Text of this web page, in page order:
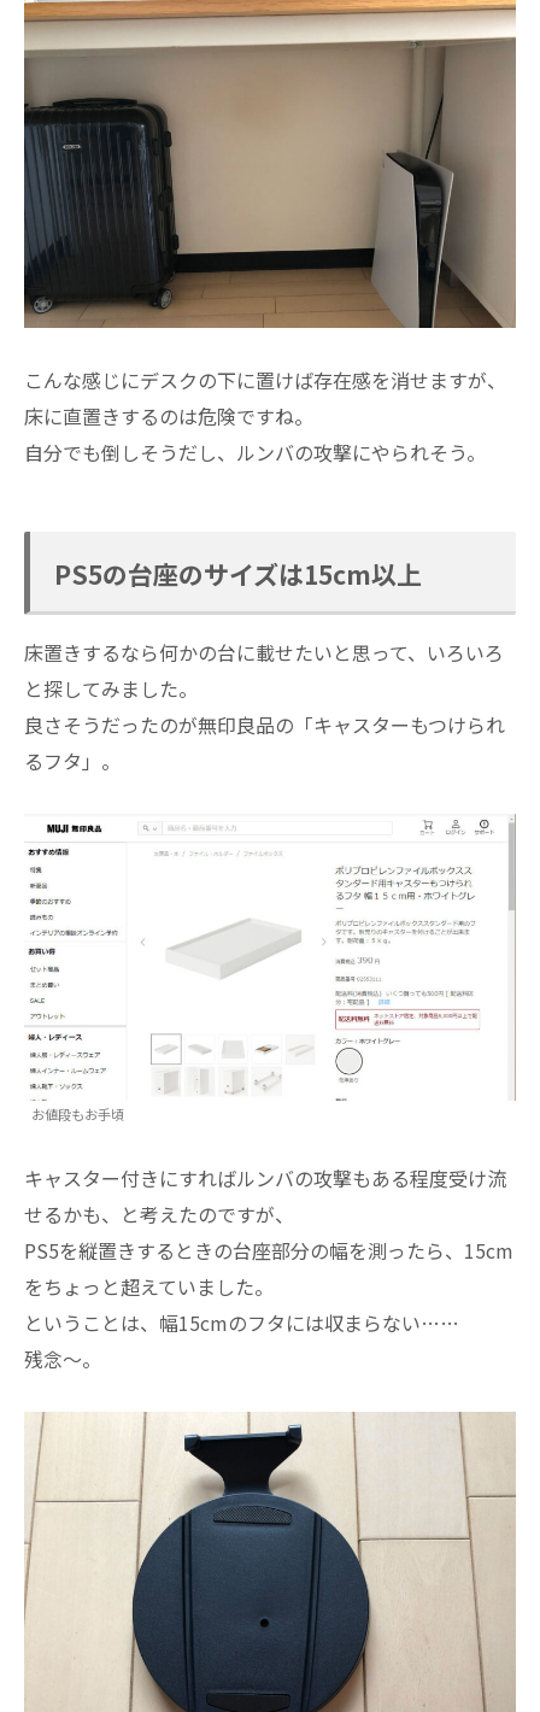
こんな感じにデスクの下に置けば存在感を消せますが、
床に直置きするのは危険ですね。
自分でも倒しそうだし、ルンバの攻撃にやられそう。
PS5の台座のサイズは15cm以上
床置きするなら何かの台に載せたいと思って、いろいろ
と探してみました。
良さそうだったのが無印良品の「キャスターもつけられ
るフタ」。
お値段もお手頃
キャスター付きにすればルンバの攻撃もある程度受け流
せるかも、と考えたのですが、
PS5を縦置きするときの台座部分の幅を測ったら、15cm
をちょっと超えていました。
ということは、幅15cmのフタには収まらない……
残念～。